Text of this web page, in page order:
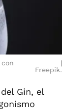
Freepik.
Gin, el